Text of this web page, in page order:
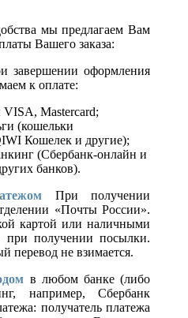
мы предлагаем Вам
Вашего заказа:
завершении оформления
к оплате:
VISA, Mastercard;
(кошельки
Кошелек и другие);
(Сбербанк-онлайн и
банков).
При получении
«Почты России».
картой или наличными
при получении посылки.
перевод не взимается.
в любом банке (либо
например, Сбербанк
получатель платежа